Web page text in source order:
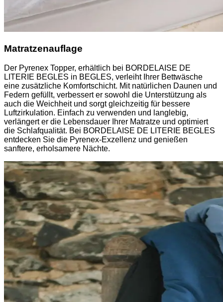
Matratzenauflage
Der Pyrenex Topper, erhältlich bei BORDELAISE DE
LITERIE BEGLES in BEGLES, verleiht Ihrer Bettwäsche
eine zusätzliche Komfortschicht. Mit natürlichen Daunen und
Federn gefüllt, verbessert er sowohl die Unterstützung als
auch die Weichheit und sorgt gleichzeitig für bessere
Luftzirkulation. Einfach zu verwenden und langlebig,
verlängert er die Lebensdauer Ihrer Matratze und optimiert
die Schlafqualität. Bei BORDELAISE DE LITERIE BEGLES
entdecken Sie die Pyrenex-Exzellenz und genießen
sanftere, erholsamere Nächte.